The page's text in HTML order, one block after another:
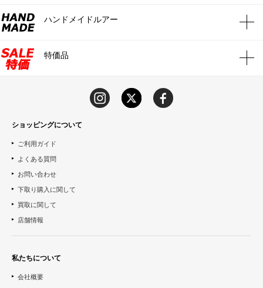
ハンドメイドルアー
特価品
ショッピングについて
ご利用ガイド
よくある質問
お問い合わせ
下取り購入に関して
買取に関して
店舗情報
私たちについて
会社概要